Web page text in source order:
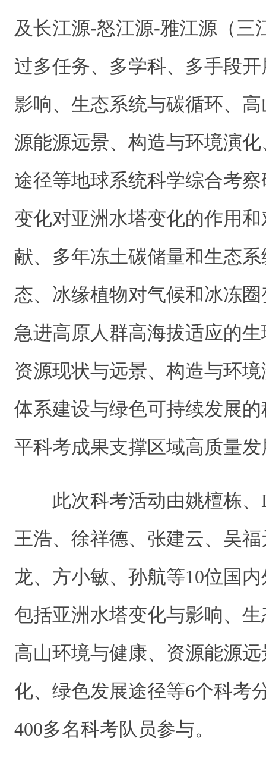
及长江源-怒江源-雅江源（三
过多任务、多学科、多手段
影响、生态系统与碳循环、
源能源远景、构造与环境演
途径等地球系统科学综合考
变化对亚洲水塔变化的作用
献、多年冻土碳储量和生态
态、冰缘植物对气候和冰冻
急进高原人群高海拔适应的
资源现状与远景、构造与环
体系建设与绿色可持续发展
平科考成果支撑区域高质量发
此次科考活动由姚檀栋、
王浩、徐祥德、张建云、吴
龙、方小敏、孙航等10位国
包括亚洲水塔变化与影响、
高山环境与健康、资源能源
化、绿色发展途径等6个科考
400多名科考队员参与。